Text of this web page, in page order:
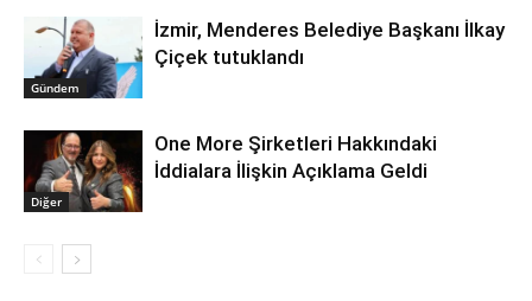
Gündem
İzmir, Menderes Belediye Başkanı İlkay
Çiçek tutuklandı
Diğer
One More Şirketleri Hakkındaki
İddialara İlişkin Açıklama Geldi